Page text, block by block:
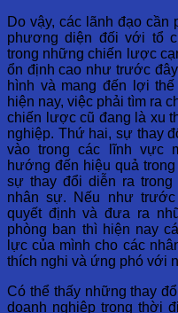
Do vậy, các lãnh đạo cần
phương diện đối với tổ
trong những chiến lược
ổn định cao như trước
hình và mang đến lợi
hiện nay, việc phải tìm ra
chiến lược cũ đang là xu
nghiệp. Thứ hai, sự thay
vào trong các lĩnh vực
hướng đến hiệu quả
sự thay đổi diễn ra trong
nhân sự. Nếu như
quyết định và đưa ra
phòng ban thì hiện nay
lực của mình cho các
thích nghi và ứng phó với
Có thể thấy những thay
doanh nghiệp trong thời